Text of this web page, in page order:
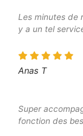
Les minutes de
y a un tel
Anas T
Super
fonction des